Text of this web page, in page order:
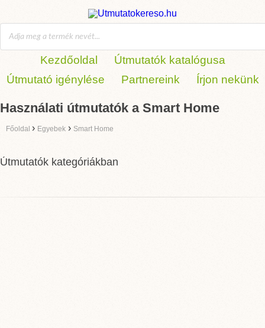
Kezdőoldal
Útmutatók katalógusa
Útmutató igénylése
Partnereink Írjon nekünk
Használati útmutatók a Smart Home
Főoldal › Egyebek › Smart Home
Útmutatók kategóriákban